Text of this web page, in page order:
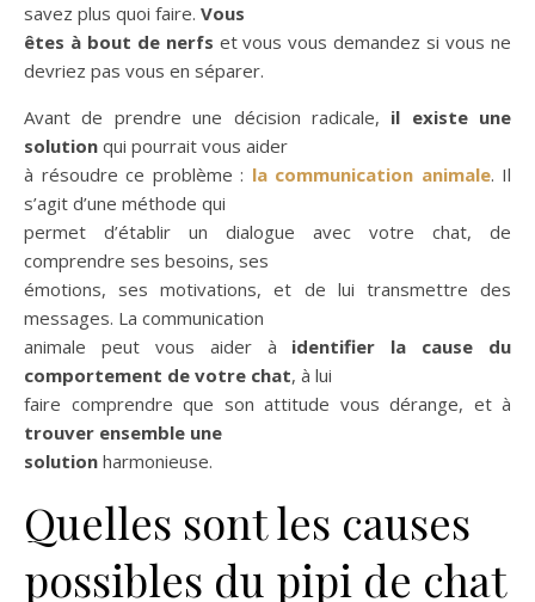
savez plus quoi faire. Vous
êtes à bout de nerfs et vous vous demandez si vous ne
devriez pas vous en séparer.
Avant de prendre une décision radicale, il existe une
solution qui pourrait vous aider
à résoudre ce problème : la communication animale. Il
s’agit d’une méthode qui
permet d’établir un dialogue avec votre chat, de
comprendre ses besoins, ses
émotions, ses motivations, et de lui transmettre des
messages. La communication
animale peut vous aider à identifier la cause du
comportement de votre chat, à lui
faire comprendre que son attitude vous dérange, et à
trouver ensemble une
solution harmonieuse.
Quelles sont les causes
possibles du pipi de chat